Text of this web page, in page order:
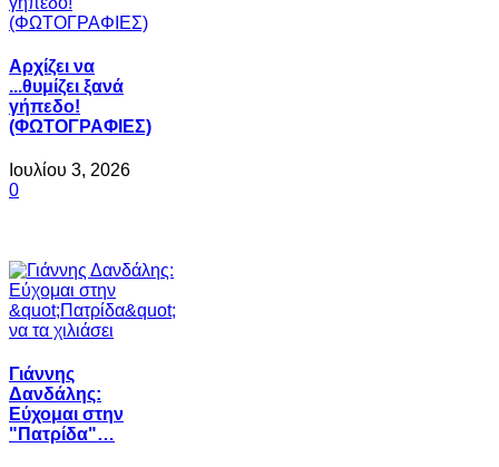
Αρχίζει να
...θυμίζει ξανά
γήπεδο!
(ΦΩΤΟΓΡΑΦΙΕΣ)
Ιουλίου 3, 2026
0
Γιάννης
Δανδάλης:
Εύχομαι στην
"Πατρίδα"…